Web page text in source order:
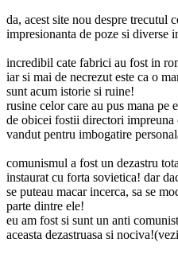
da, acest site nou despre trecutul
impresionanta de poze si diverse
incredibil cate fabrici au fost in
iar si mai de necrezut este ca o
sunt acum istorie si ruine!
rusine celor care au pus mana pe
de obicei fostii directori impreuna
vandut pentru imbogatire
comunismul a fost un dezastru
instaurat cu forta sovietica! dar
se puteau macar incerca, sa se
parte dintre ele!
eu am fost si sunt un anti
aceasta dezastruasa si